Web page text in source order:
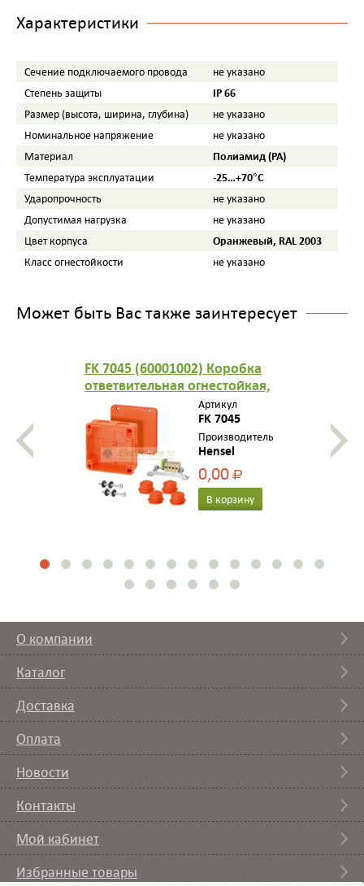
Характеристики
Сечение подключаемого провода
не указано
Степень защиты
IP 66
Размер (высота, ширина, глубина)
не указано
Номинальное напряжение
не указано
Материал
Полиамид (PA)
Температура эксплуатации -25…+70°С
Ударопрочность
не указано
Допустимая нагрузка
не указано
Цвет корпуса
Оранжевый, RAL 2003
Класс огнестойкости не указано
Может быть Вас также заинтересует
FK 7045 (60001002) Коробка
ответвительная огнестойкая,
IP 65, размер 122х122х59, цв.
оранжевый, 5-пол. клемма из
жаропрочной керамики 0,5-
4кв.мм
Артикул
FK 7045
Производитель
Hensel
0,00Р
В корзину
О компании
Каталог
Доставка
Оплата
Новости
Контакты
Мой кабинет
Избранные товары